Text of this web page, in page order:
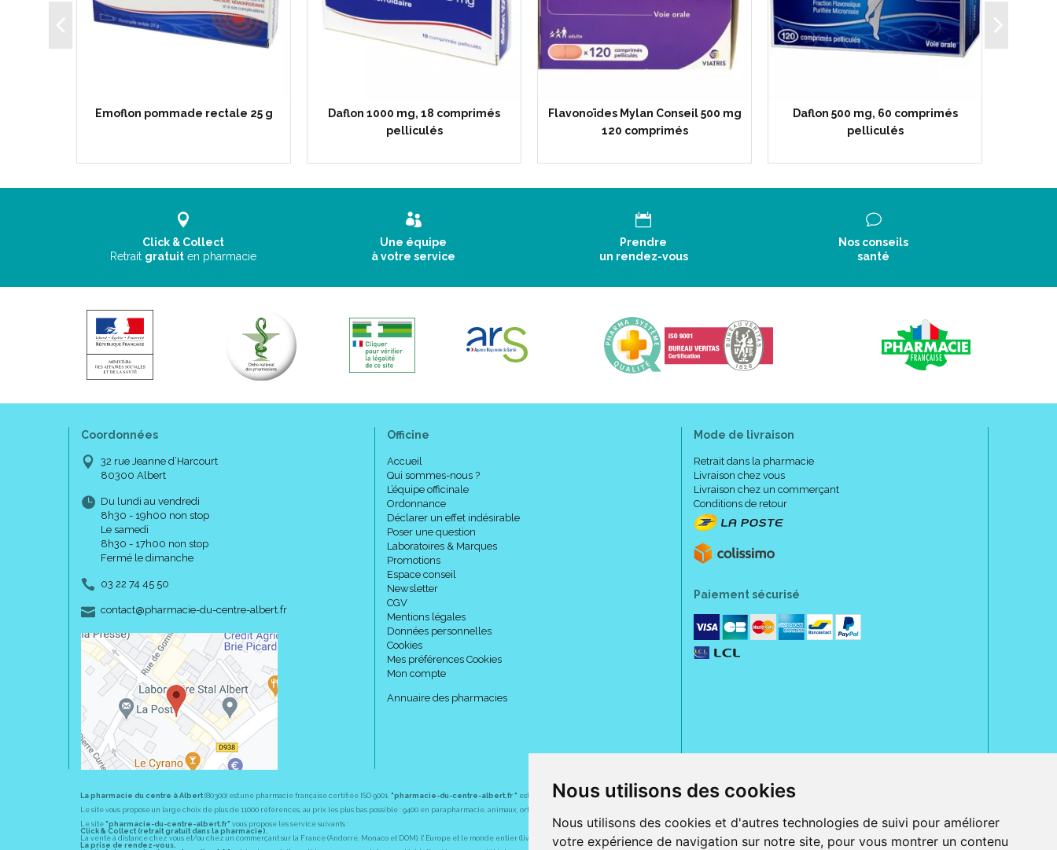
Nous utilisons des cookies
Nous utilisons des cookies et d'autres technologies de suivi pour améliorer
votre expérience de navigation sur notre site, pour vous montrer un contenu
Emoflon pommade rectale 25 g
Daflon 1000 mg, 18 comprimés
pelliculés
Flavonoïdes Mylan Conseil 500 mg
120 comprimés
Daflon 500 mg, 60 comprimés
pelliculés
Click & Collect
Retrait gratuit en pharmacie
Une équipe
à votre service
Prendre
un rendez-vous
Nos conseils
santé
Coordonnées
32 rue Jeanne d’Harcourt
80300 Albert
Du lundi au vendredi
8h30 - 19h00 non stop
Le samedi
8h30 - 17h00 non stop
Fermé le dimanche
03 22 74 45 50
contact-
@-
pharmacie-du-centre-albert.fr
Officine
Accueil
Qui sommes-nous ?
L’équipe officinale
Ordonnance
Déclarer un effet indésirable
Poser une question
Laboratoires & Marques
Promotions
Espace conseil
Newsletter
CGV
Mentions légales
Données personnelles
Cookies
Mes préférences Cookies
Mon compte
Annuaire des pharmacies
Mode de livraison
Retrait dans la pharmacie
Livraison chez vous
Livraison chez un commerçant
Conditions de retour
Paiement sécurisé
La pharmacie du centre à Albert(80300) est une pharmacie française certifiée ISO 9001. "pharmacie-du-centre-albert.fr " est le site internet de la pharmacie du centre
, 32 rue Jeanne d' Harcourt, 80300 Albert.
Le site vous propose un large choix de plus de 11000 références, au prix les plus bas possible : 9400 en parapharmacie, animaux, orthopédie, matériel médical. 1700 en médicaments sans ordonnance.
Le site "pharmacie-du-centre-albert.fr" vous propose les service suivants :
Click & Collect (retrait gratuit dans la pharmacie).
La vente à distance chez vous et/ou chez un commerçant sur la France (Andorre, Monaco et DOM), l' Europe et le monde entier (livraison assuré par Colissimo et ses partenaires à l' étranger).
La prise de rendez-vous.